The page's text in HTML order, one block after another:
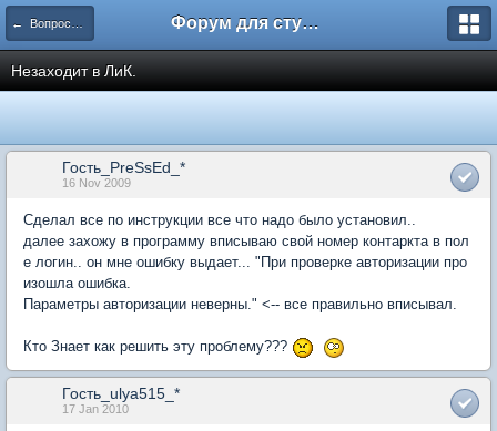
← Вопросы и ответы Форум для студента СГА
Незаходит в ЛиК.
Гость_PreSsEd_*
16 Nov 2009
Сделал все по инструкции все что надо было установил..
далее захожу в программу вписываю свой номер контаркта в пол
е логин.. он мне ошибку выдает... "При проверке авторизации про
изошла ошибка.
Параметры авторизации неверны." <-- все правильно вписывал.
Кто Знает как решить эту проблему???
Гость_ulya515_*
17 Jan 2010